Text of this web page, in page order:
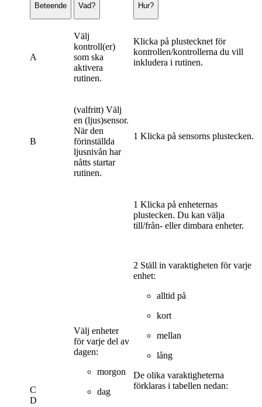
Beteende Vad? Hur?
A
Välj
kontroll(er)
som ska
aktivera
rutinen.
Klicka på plustecknet för
kontrollen/kontrollerna du vill
inkludera i rutinen.
B
(valfritt) Välj
en (ljus)sensor.
När den
förinställda
ljusnivån har
nåtts startar
rutinen.
1 Klicka på sensorns plustecken.
C
D
Välj enheter
för varje del av
dagen:
morgon
dag
1 Klicka på enheternas
plustecken. Du kan välja
till/från- eller dimbara enheter.
2 Ställ in varaktigheten för varje
enhet:
alltid på
kort
mellan
lång
De olika varaktigheterna
förklaras i tabellen nedan: